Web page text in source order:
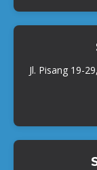
Jl. Pisang 19-